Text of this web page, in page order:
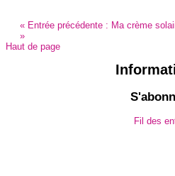
« Entrée précédente : Ma crème
»
Haut de page
Fil des